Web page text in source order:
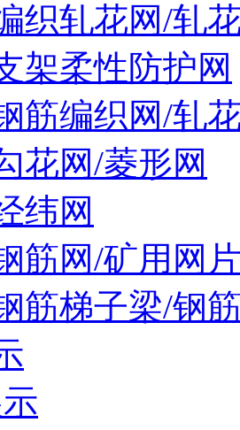
织轧花网/轧
架柔性防护网
筋编织网/轧
花网/菱形网
纬网
筋网/矿用网
筋梯子梁/钢